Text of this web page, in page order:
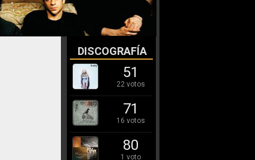
DISCOGRAFÍA
51
22 votos
71
16 votos
80
1 voto